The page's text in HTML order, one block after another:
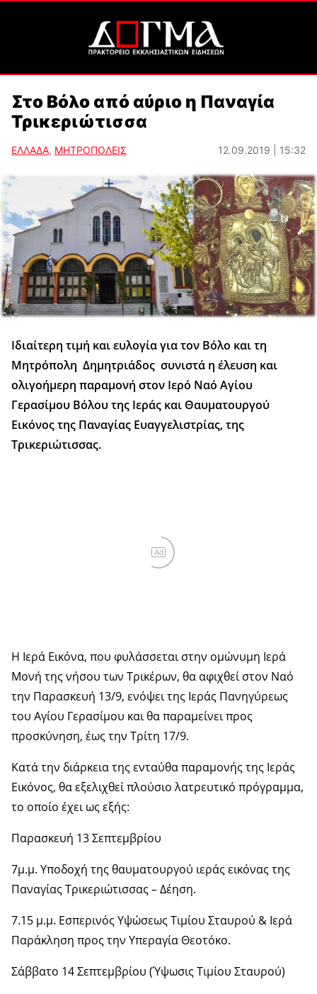
Στο Βόλο από αύριο η Παναγία
Τρικεριώτισσα
ΕΛΛΑΔΑ, ΜΗΤΡΟΠΟΛΕΙΣ 12.09.2019 | 15:32
Ιδιαίτερη τιμή και ευλογία για τον Βόλο και τη
Μητρόπολη Δημητριάδος συνιστά η έλευση και
ολιγοήμερη παραμονή στον Ιερό Ναό Αγίου
Γερασίμου Βόλου της Ιεράς και Θαυματουργού
Εικόνος της Παναγίας Ευαγγελιστρίας, της
Τρικεριώτισσας.
Ad
Η Ιερά Εικόνα, που φυλάσσεται στην ομώνυμη Ιερά
Μονή της νήσου των Τρικέρων, θα αφιχθεί στον Ναό
την Παρασκευή 13/9, ενόψει της Ιεράς Πανηγύρεως
του Αγίου Γερασίμου και θα παραμείνει προς
προσκύνηση, έως την Τρίτη 17/9.
Κατά την διάρκεια της ενταύθα παραμονής της Ιεράς
Εικόνος, θα εξελιχθεί πλούσιο λατρευτικό πρόγραμμα,
το οποίο έχει ως εξής:
Παρασκευή 13 Σεπτεμβρίου
7μ.μ. Υποδοχή της θαυματουργού ιεράς εικόνας της
Παναγίας Τρικεριώτισσας – Δέηση.
7.15 μ.μ. Εσπερινός Υψώσεως Τιμίου Σταυρού & Ιερά
Παράκληση προς την Υπεραγία Θεοτόκο.
Σάββατο 14 Σεπτεμβρίου (Ύψωσις Τιμίου Σταυρού)